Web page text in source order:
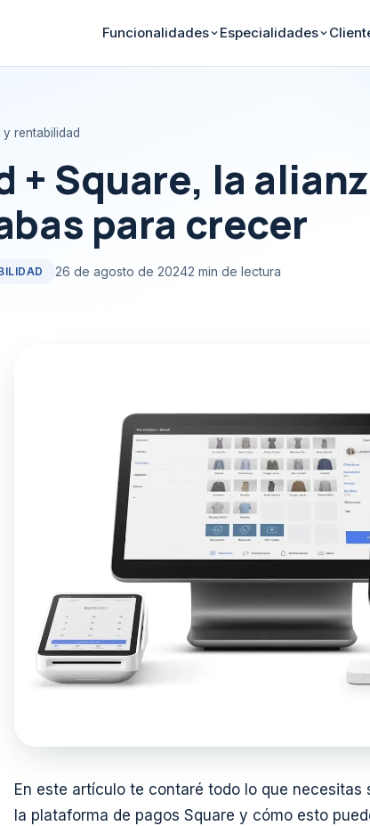
Funcionalidades Especialidades
rentabilidad
+ Square, la
para crecer
26 de agosto de 20242 min de lectura
En este artículo te contaré todo lo que
la plataforma de pagos Square y cómo esto